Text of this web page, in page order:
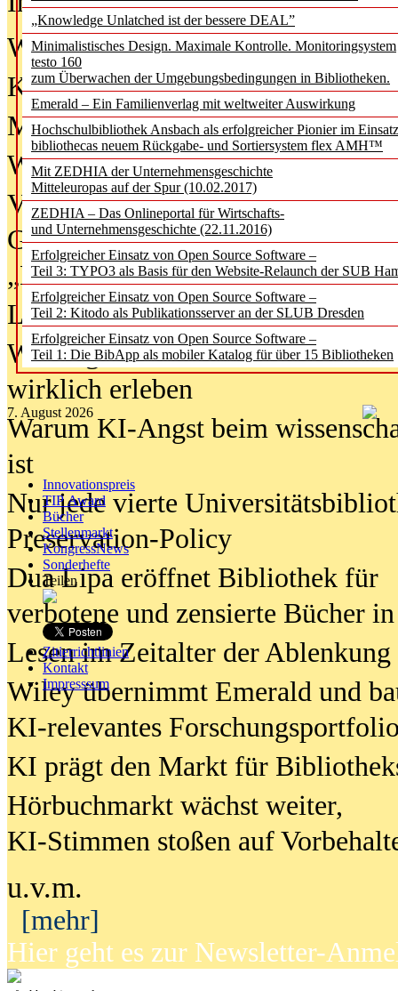
„Knowledge Unlatched ist der bessere DEAL”
Minimalistisches Design. Maximale Kontrolle. Monitoringsystem
testo 160
zum Überwachen der Umgebungsbedingungen in Bibliotheken.
Emerald – Ein Familienverlag mit weltweiter Auswirkung
Hochschulbibliothek Ansbach als erfolgreicher Pionier im
bibliothecas neuem Rückgabe- und Sortiersystem flex AMH™
Mit ZEDHIA der Unternehmensgeschichte
Mitteleuropas auf der Spur (10.02.2017)
ZEDHIA – Das Onlineportal für Wirtschafts-
und Unternehmensgeschichte (22.11.2016)
Erfolgreicher Einsatz von Open Source Software –
Teil 3: TYPO3 als Basis für den Website-Relaunch der SUB
Erfolgreicher Einsatz von Open Source Software –
Teil 2: Kitodo als Publikationsserver an der SLUB Dresden
Erfolgreicher Einsatz von Open Source Software –
Teil 1: Die BibApp als mobiler Katalog für über 15 Bibliotheken
7. August 2026
Innovationspreis
TIP Award
Bücher
Stellenmarkt
KongressNews
Sonderhefte
Teilen
Zitierrichtlinien
Kontakt
Impresssum
Was Hochschul­bibliotheken von
Kinder in der digitalen Welt
Metadaten als Infrastruktur
Wenn Bots katalogisieren
Von Abschlusskleidern bis
Geisterjagd-Ausrüstung in der
„Library of Things“ unterwegs
Lesen als Infrastrukturaufgabe
Wie Jugendliche Social Media
wirklich erleben
Warum KI-Angst beim
ist
Nur jede vierte
Preservation-Policy
Dua Lipa eröffnet Bibliothek für
verbotene und zensierte Bücher
Lesen im Zeitalter der Ablenkung
Wiley übernimmt Emerald und
KI-relevantes
KI prägt den Markt für
Hörbuchmarkt wächst weiter,
KI-Stimmen stoßen auf
u.v.m.
[mehr]
Hier geht es zur Newsletter-